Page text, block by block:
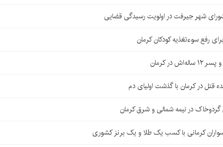
شهر جیرفت در اولویت رسیدگی قضایی
رفع سوءتغذیه کودکان کرمان
در کرمان
قتل در کرمان با گذشت اولیای دم
در نیمه شمالی و شرق کرمان
کرمانی با کسب یک طلا و یک برنز کشوری